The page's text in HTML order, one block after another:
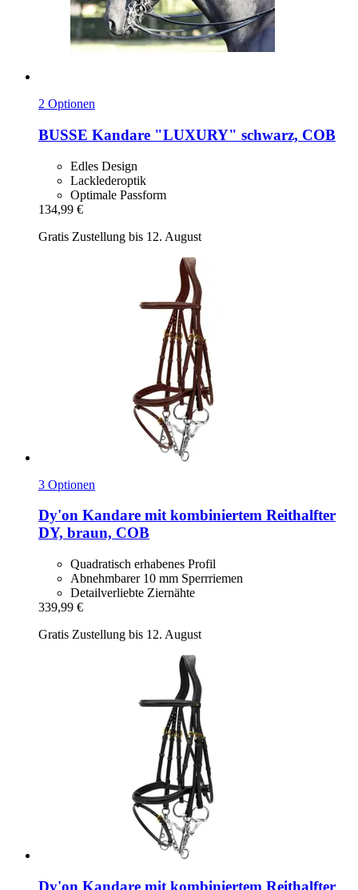
2 Optionen
BUSSE Kandare "LUXURY" schwarz, COB
Edles Design
Lacklederoptik
Optimale Passform
134,99 €
Gratis Zustellung bis 12. August
3 Optionen
Dy'on Kandare mit kombiniertem Reithalfter
DY, braun, COB
Quadratisch erhabenes Profil
Abnehmbarer 10 mm Sperrriemen
Detailverliebte Ziernähte
339,99 €
Gratis Zustellung bis 12. August
Dy'on Kandare mit kombiniertem Reithalfter